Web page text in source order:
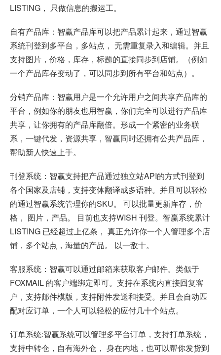
LISTING， 只做信息的搬运工。
自有产品库：智赢产品库可以把产品累计起来，通过智赢
系统刊登到多平台，多站点， 无需重复录入和编辑。并且
支持图片，价格，库存，标题的直接同步到店铺。（例如
一个产品库存变动了，可以同步到所有平台和站点）。
分销产品库：智赢用户是一个允许用户之间共享产品库的
平台，例如你的朋友也用智赢，你们完全可以进行产品库
共享，让你拥有的产品库翻倍。形成一个紧密的业务联
系，一键代发，资源共享，智赢同时还拥有公共产品库，
帮助新人快速上手。
刊登系统：智赢支持把产品通过独立站API的方式刊登到
各个国家及店铺，支持变体翻译成多语种。并且可以轻松
的通过智赢系统管理你的SKU。 可以批量更新库存，价
格， 图片，产品。 目前也支持WISH 刊登。智赢系统累计
LISTING 已经超过上亿条， 真正允许你一个人管理多个店
铺，多个站点，海量的产品。 以一敌十。
客服系统：智赢可以通过邮箱来获取客户邮件。类似于
FOXMAIL 的客户端绑定即可。支持在系统内直接回复客
户，支持邮件模版，支持附件发送和接受。并且会自动匹
配对应订单，一个人可以轻松的应付几十个站点。
订单系统:智赢系统可以管理多平台订单，支持打单系统，
支持中转仓，自有海外仓， 身在内地，也可以帮你发货到